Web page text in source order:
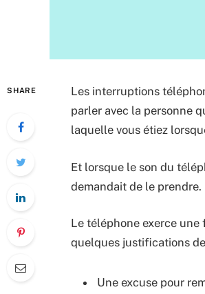
SHARE
Les interruptions
parler avec la personne
laquelle vous étiez
Et lorsque le son du
demandait de le prendre.
Le téléphone exerce une
quelques justifications
Une excuse pour